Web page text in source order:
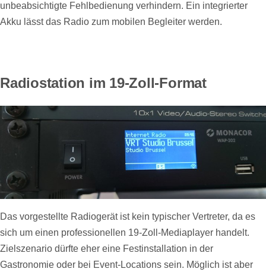
unbeabsichtigte Fehlbedienung verhindern. Ein integrierter
Akku lässt das Radio zum mobilen Begleiter werden.
Radiostation im 19-Zoll-Format
Das vorgestellte Radiogerät ist kein typischer Vertreter, da es
sich um einen professionellen 19-Zoll-Mediaplayer handelt.
Zielszenario dürfte eher eine Festinstallation in der
Gastronomie oder bei Event-Locations sein. Möglich ist aber